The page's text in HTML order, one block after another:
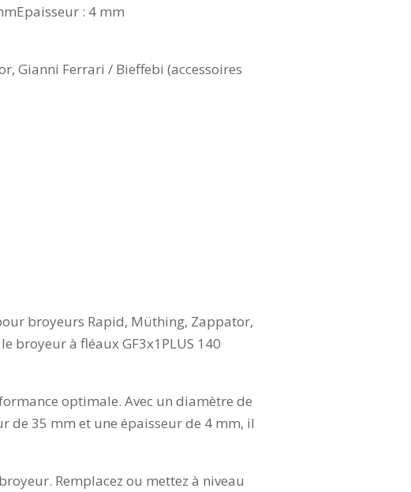
: 4 mm
Gianni Ferrari / Bieffebi (accessoires
broyeurs Rapid, Müthing, Zappator,
broyeur à fléaux GF3x1PLUS 140
optimale. Avec un diamètre de
de 35 mm et une épaisseur de 4 mm, il
Remplacez ou mettez à niveau